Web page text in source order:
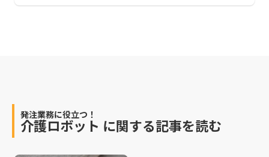
みです。他にも、急加速したときには急ブレーキがかか
施設や外出する機会が多いデイサービスは、導入を検討
してみてはいかがでしょうか。
発注業務に役立つ！
介護ロボット に関する記事を読む